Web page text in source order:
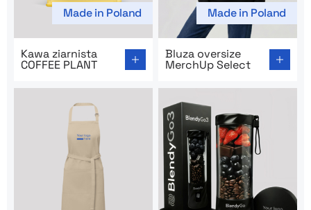
Made in Poland
Kawa ziarnista
COFFEE PLANT
Made in Poland
Bluza oversize
MerchUp Select